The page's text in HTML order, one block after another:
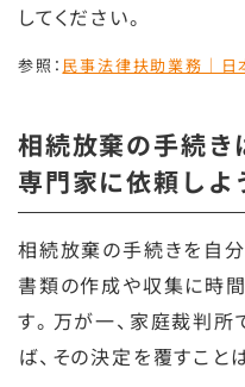
してください。
参照： 民事法律扶助業務｜日
相続放棄の手続き
専門家に依頼しよ
相続放棄の手続きを自分
書類の作成や収集に時
す。万が一、家庭裁判
ば、その決定を覆すこと